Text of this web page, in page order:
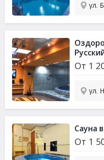
ул.
От 1
Сауна
От 1